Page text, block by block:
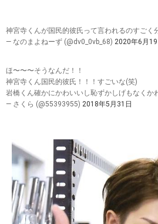
神宮寺くんが国民的彼氏って言われるのすごく
— なのまよねーず (@dv0_0vb_68) 2020年6月19
ほ〜〜〜そうなんだ！！
神宮寺くん国民的彼氏！！！すごいな(笑)
岩橋くん確かにかわいいし恥ずかしげもなくか
— さくら (@55393955) 2018年5月31日